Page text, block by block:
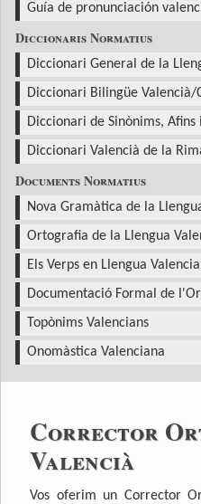
Guía de pronunciación
Diccionaris Normatius
Diccionari General de la
Diccionari Bilingüe Valencià/
Diccionari de Sinònims, Afins
Diccionari Valencià de la
Documents Normatius
Nova Gramàtica de la
Ortografia de la Llengua
Els Verps en Llengua
Documentació Formal de
Topònims Valencians
Onomàstica Valenciana
Corrector
Valencià
Vos oferim un Corrector